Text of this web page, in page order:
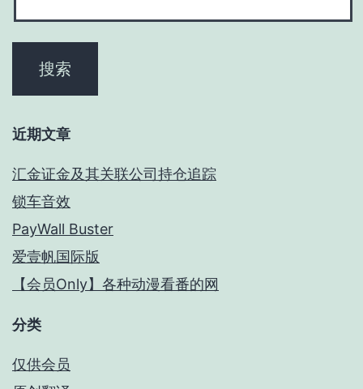
近期文章
汇金证金及其关联公司持仓追踪
锁车音效
PayWall Buster
爱壹帆国际版
【会员Only】各种动漫看番的网
分类
仅供会员